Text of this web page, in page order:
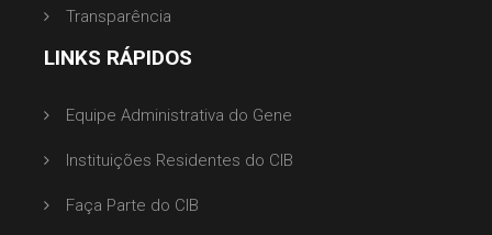
Transparência
LINKS RÁPIDOS
Equipe Administrativa do Gene
Instituições Residentes do CIB
Faça Parte do CIB